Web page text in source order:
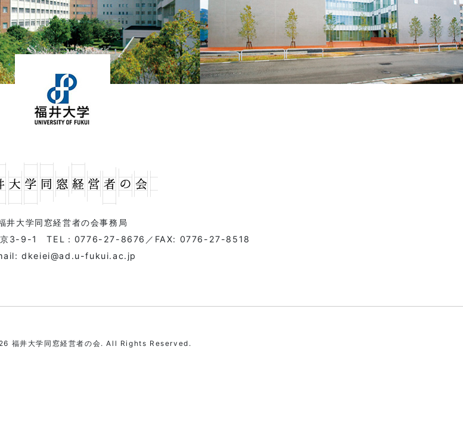
井大学同窓経営者の会事務局
京3-9-1TEL：0776-27-8676 ／FAX: 0776-27-8518
dkeiei@ad.u-fukui.ac.jp
福井大学同窓経営者の会. All Rights Reserved.